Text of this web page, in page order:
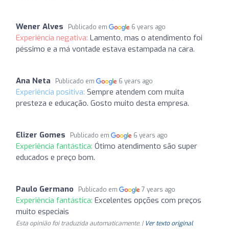
Wener Alves Publicado em 6 years ago
Experiência negativa: Lamento, mas o atendimento foi
péssimo e a má vontade estava estampada na cara.
Ana Neta Publicado em 6 years ago
Experiência positiva: Sempre atendem com muita
presteza e educação. Gosto muito desta empresa.
Elizer Gomes Publicado em 6 years ago
Experiência fantástica: Ótimo atendimento são super
educados e preço bom.
Paulo Germano Publicado em 7 years ago
Experiência fantástica: Excelentes opções com preços
muito especiais
Esta opinião foi traduzida automaticamente. | Ver texto original